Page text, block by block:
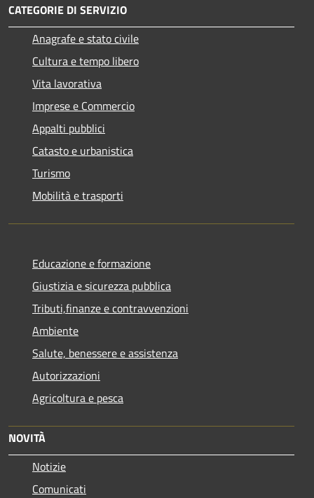
CATEGORIE DI SERVIZIO
Anagrafe e stato civile
Cultura e tempo libero
Vita lavorativa
Imprese e Commercio
Appalti pubblici
Catasto e urbanistica
Turismo
Mobilità e trasporti
Educazione e formazione
Giustizia e sicurezza pubblica
Tributi,finanze e contravvenzioni
Ambiente
Salute, benessere e assistenza
Autorizzazioni
Agricoltura e pesca
NOVITÀ
Notizie
Comunicati